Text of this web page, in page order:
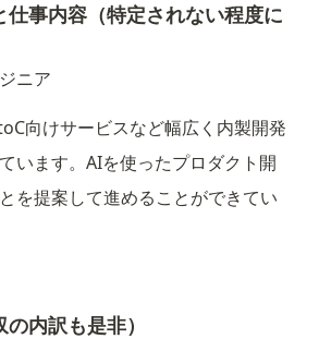
事内容（特定されない程度に
ニア
向けサービスなど幅広く内製開発
います。AIを使ったプロダクト開
を提案して進めることができてい
内訳も是非）